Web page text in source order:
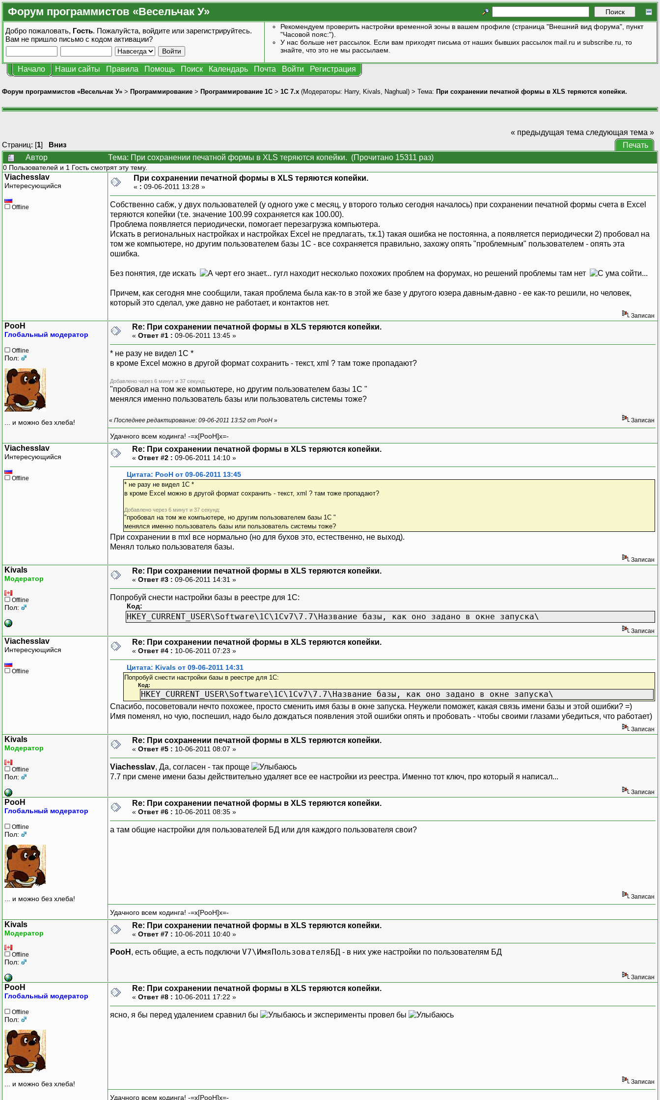
Форум программистов «Весельчак У»
Добро пожаловать, Гость. Пожалуйста, войдите или зарегистрируйтесь.
Вам не пришло письмо с кодом активации?
Рекомендуем проверить настройки временной зоны в вашем профиле (страница "Внешний вид форума", пункт
"Часовой пояс:").
У нас больше нет рассылок. Если вам приходят письма от наших бывших рассылок mail.ru и subscribe.ru, то
знайте, что это не мы рассылаем.
Начало Наши сайты Правила Помощь Поиск Календарь Почта Войти Регистрация
Форум программистов «Весельчак У» > Программирование > Программирование 1С > 1С 7.x (Модераторы: Harry, Kivals Naghual) > Тема: При сохранении печатной формы в XLS теряются копейки.
Страниц: [1] Вниз
« предыдущая тема следующая тема »
Печать
Автор
Тема: При сохранении печатной формы в XLS теряются копейки. (Прочитано 15311 раз)
0 Пользователей и 1 Гость смотрят эту тему.
Viachesslav
Интересующийся
Offline
При сохранении печатной формы в XLS теряются копейки.
« : 09-06-2011 13:28 »
Собственно сабж, у двух пользователей (у одного уже с месяц, у второго только сегодня началось) при сохранении печатной формы счета в Excel
теряются копейки (т.е. значение 100.99 сохраняется как 100.00).
Проблема появляется периодически, помогает перезагрузка компьютера.
Искать в региональных настройках и настройках Excel не предлагать, т.к.1) такая ошибка не постоянна, а появляется периодически 2) пробовал на
том же компьютере, но другим пользователем базы 1С - все сохраняется правильно, захожу опять "проблемным" пользователем - опять эта
ошибка.
Без понятия, где искать гугл находит несколько похожих проблем на форумах, но решений проблемы там нет
Причем, как сегодня мне сообщили, такая проблема была как-то в этой же базе у другого юзера давным-давно - ее как-то решили, но человек,
который это сделал, уже давно не работает, и контактов нет.
Записан
PooH
Глобальный модератор
Offline
Пол:
... и можно без хлеба!
Re: При сохранении печатной формы в XLS теряются копейки.
« Ответ #1 : 09-06-2011 13:45 »
* не разу не видел 1С *
в кроме Excel можно в другой формат сохранить - текст, xml ? там тоже пропадают?
Добавлено через 6 минут и 37 секунд:
"пробовал на том же компьютере, но другим пользователем базы 1С "
менялся именно пользователь базы или пользователь системы тоже?
« Последнее редактирование: 09-06-2011 13:52 от PooH » Записан
Удачного всем кодинга! -=x[PooH]x=-
Viachesslav
Интересующийся
Offline
Re: При сохранении печатной формы в XLS теряются копейки.
« Ответ #2 : 09-06-2011 14:10 »
Цитата: PooH от 09-06-2011 13:45
* не разу не видел 1С *
в кроме Excel можно в другой формат сохранить - текст, xml ? там тоже пропадают?
Добавлено через 6 минут и 37 секунд:
"пробовал на том же компьютере, но другим пользователем базы 1С "
менялся именно пользователь базы или пользователь системы тоже?
При сохранении в mxl все нормально (но для бухов это, естественно, не выход).
Менял только пользователя базы.
Записан
Kivals
Модератор
Offline
Пол:
Re: При сохранении печатной формы в XLS теряются копейки.
« Ответ #3 : 09-06-2011 14:31 »
Попробуй снести настройки базы в реестре для 1С:
Код:
HKEY_CURRENT_USER\Software\1C\1Cv7\7.7\Название базы, как оно задано в окне запуска\
Записан
Viachesslav
Интересующийся
Offline
Re: При сохранении печатной формы в XLS теряются копейки.
« Ответ #4 : 10-06-2011 07:23 »
Цитата: Kivals от 09-06-2011 14:31
Попробуй снести настройки базы в реестре для 1С:
Код:
HKEY_CURRENT_USER\Software\1C\1Cv7\7.7\Название базы, как оно задано в окне запуска\
Спасибо, посоветовали нечто похожее, просто сменить имя базы в окне запуска. Неужели поможет, какая связь имени базы и этой ошибки? =)
Имя поменял, но чую, поспешил, надо было дождаться появления этой ошибки опять и пробовать - чтобы своими глазами убедиться, что работает)
Записан
Kivals
Модератор
Offline
Пол:
Re: При сохранении печатной формы в XLS теряются копейки.
« Ответ #5 : 10-06-2011 08:07 »
Viachesslav, Да, согласен - так проще
7.7 при смене имени базы действительно удаляет все ее настройки из реестра. Именно тот ключ, про который я написал...
Записан
PooH
Глобальный модератор
Offline
Пол:
... и можно без хлеба!
Re: При сохранении печатной формы в XLS теряются копейки.
« Ответ #6 : 10-06-2011 08:35 »
а там общие настройки для пользователей БД или для каждого пользователя свои?
Записан
Удачного всем кодинга! -=x[PooH]x=-
Kivals
Модератор
Offline
Пол:
Re: При сохранении печатной формы в XLS теряются копейки.
« Ответ #7 : 10-06-2011 10:40 »
PooH , есть общие, а есть подключи V7\ИмяПользователяБД - в них уже настройки по пользователям БД
Записан
PooH
Глобальный модератор
Offline
Пол:
... и можно без хлеба!
Re: При сохранении печатной формы в XLS теряются копейки.
« Ответ #8 : 10-06-2011 17:22 »
ясно, я бы перед удалением сравнил бы и эксперименты провел бы
Записан
Удачного всем кодинга! -=x[PooH]x=-